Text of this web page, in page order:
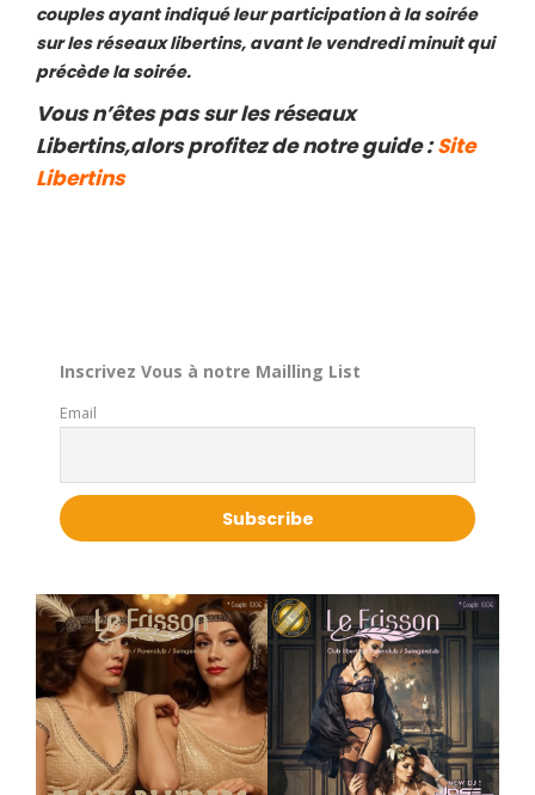
couples ayant indiqué leur participation à la soirée
sur les réseaux libertins, avant le vendredi minuit qui
précède la soirée.
Vous n’êtes pas sur les réseaux
Libertins,alors profitez de notre guide :Site
Libertins
Inscrivez Vous à notre Mailling List
Email